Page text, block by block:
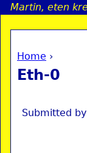
Martin, eten
You are
Home ›
Eth-0
Submitted by